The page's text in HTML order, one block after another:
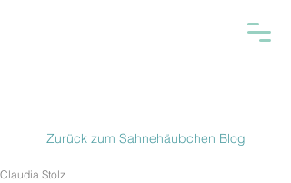
Zurück zum Sahnehäubchen Blog
Claudia Stolz